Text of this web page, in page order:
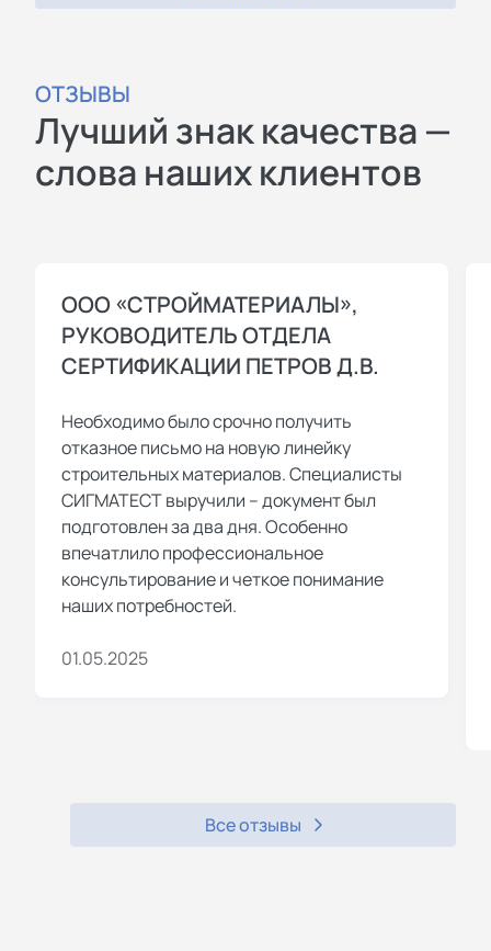
ОТЗЫВЫ
Лучший знак качества —
слова наших клиентов
ООО «СТРОЙМАТЕРИАЛЫ»,
РУКОВОДИТЕЛЬ ОТДЕЛА
СЕРТИФИКАЦИИ ПЕТРОВ Д.В.
Необходимо было срочно получить
отказное письмо на новую линейку
строительных материалов. Специалисты
СИГМАТЕСТ выручили – документ был
подготовлен за два дня. Особенно
впечатлило профессиональное
консультирование и четкое понимание
наших потребностей.
01.05.2025
Все отзывы